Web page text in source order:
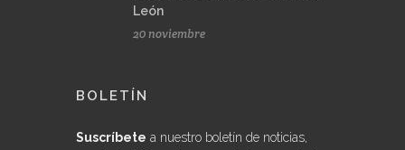
León
20 noviembre
BOLETÍN
Suscríbete a nuestro boletín de noticias,